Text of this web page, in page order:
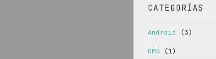
CATEGORÍAS
Android (3)
CMS (1)